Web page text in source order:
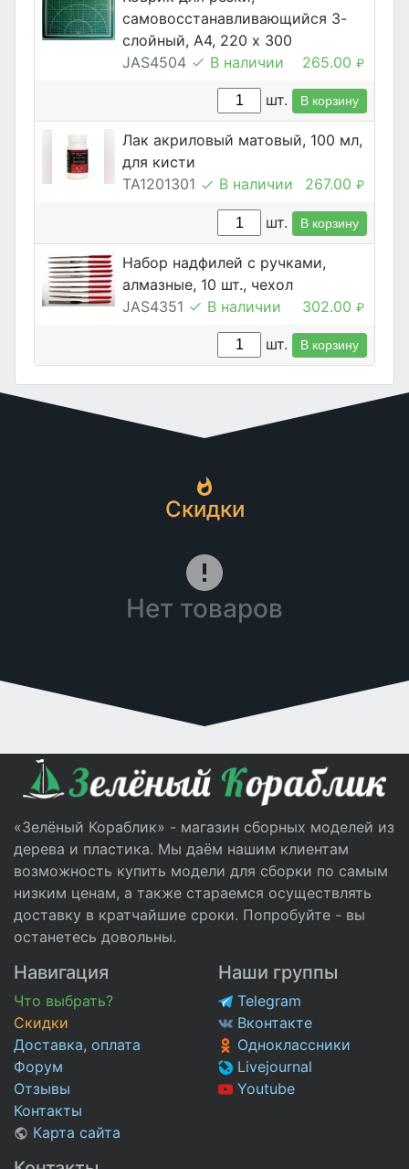
самовосстанавливающийся 3-
слойный, А4, 220 х 300
JAS4504
В наличии 265.00 ₽
шт. В корзину
Лак акриловый матовый, 100 мл,
для кисти
TA1201301
В наличии 267.00 ₽
шт. В корзину
Набор надфилей с ручками,
алмазные, 10 шт., чехол
JAS4351
В наличии 302.00 ₽
шт. В корзину
Скидки
Нет товаров
«Зелёный Кораблик» - магазин сборных моделей из
дерева и пластика. Мы даём нашим клиентам
возможность купить модели для сборки по самым
низким ценам, а также стараемся осуществлять
доставку в кратчайшие сроки. Попробуйте - вы
останетесь довольны.
Навигация
Что выбрать?
Скидки
Доставка, оплата
Форум
Отзывы
Контакты
Карта сайта
Наши группы
Telegram
Вконтакте
Одноклассники
Livejournal
Youtube